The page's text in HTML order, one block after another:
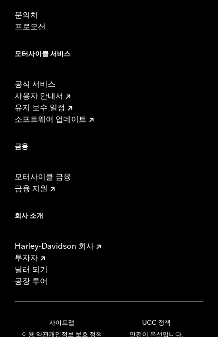
문의처
프로모션
모터사이클 서비스
공식 서비스
사용자 안내서
유지 보수 일정
소프트웨어 업데이트
금융
모터사이클 금융
금융 지원
회사 소개
Harley-Davidson 회사
투자자
딜러 되기
공장 투어
사이트맵
이용 약관개인정보 보호 정책
UGC 정책
안전이 우선입니다.